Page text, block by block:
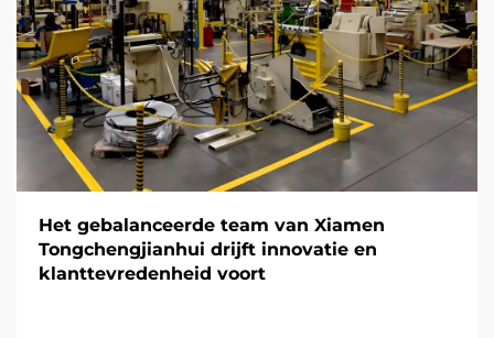
Het gebalanceerde team van Xiamen
Tongchengjianhui drijft innovatie en
klanttevredenheid voort